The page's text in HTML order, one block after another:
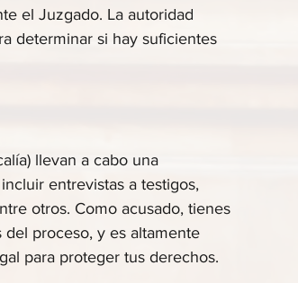
el Juzgado. La autoridad
determinar si hay suficientes
llevan a cabo una
entrevistas a testigos,
otros. Como acusado, tienes
proceso, y es altamente
para proteger tus derechos.